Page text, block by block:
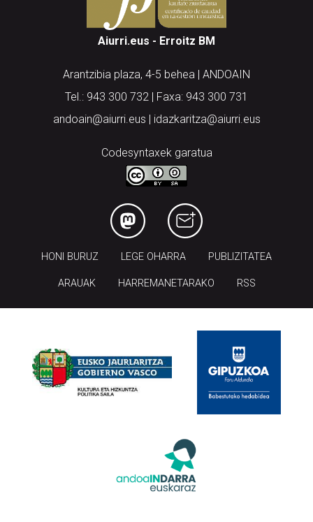
Aiurri.eus - Erroitz BM
Arantzibia plaza, 4-5 behea | ANDOAIN
Tel.: 943 300 732 | Faxa: 943 300 731
andoain@aiurri.eus | idazkaritza@aiurri.eus
Codesyntaxek garatua
HONI BURUZ LEGE OHARRA PUBLIZITATEA
ARAUAK HARREMANETARAKO RSS